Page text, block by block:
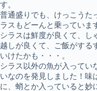
す。
普通盛りでも、けっこうた
ラスもどーんと乗っていま
シラスは鮮度が良くて、し
越しが良くて、ご飯がする
いけたかも・・・。
シラス以外の魚が入ってい
いなのを発見しました！味
に、蛸とか入っていると妙